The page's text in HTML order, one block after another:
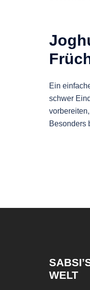
Ein
schwer
Besonders
WELT